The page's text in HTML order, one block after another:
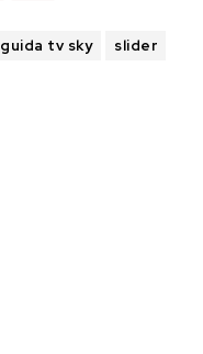
guida tv sky slider